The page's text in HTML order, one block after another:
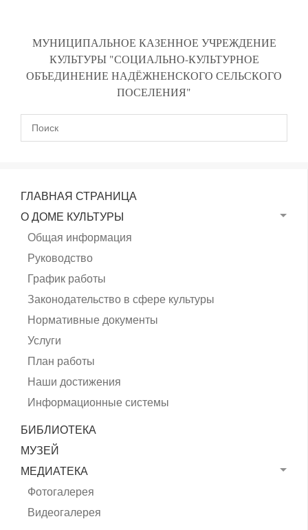
МУНИЦИПАЛЬНОЕ КАЗЕННОЕ УЧРЕЖДЕНИЕ
КУЛЬТУРЫ "СОЦИАЛЬНО-КУЛЬТУРНОЕ
ОБЪЕДИНЕНИЕ НАДЁЖНЕНСКОГО СЕЛЬСКОГО
ПОСЕЛЕНИЯ"
ГЛАВНАЯ СТРАНИЦА
О ДОМЕ КУЛЬТУРЫ
Общая информация
Руководство
График работы
Законодательство в сфере культуры
Нормативные документы
Услуги
План работы
Наши достижения
Информационные системы
БИБЛИОТЕКА
МУЗЕЙ
МЕДИАТЕКА
Фотогалерея
Видеогалерея